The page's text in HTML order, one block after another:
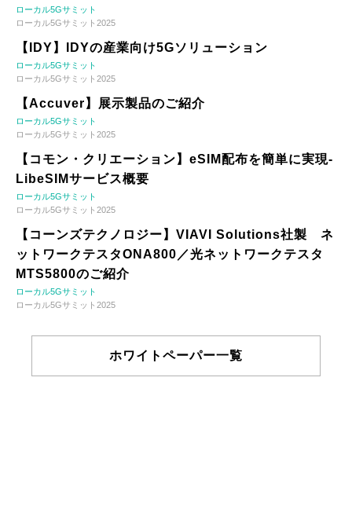
ローカル5Gサミット
ローカル5Gサミット2025
【IDY】IDYの産業向け5Gソリューション
ローカル5Gサミット
ローカル5Gサミット2025
【Accuver】展示製品のご紹介
ローカル5Gサミット
ローカル5Gサミット2025
【コモン・クリエーション】eSIM配布を簡単に実現-
LibeSIMサービス概要
ローカル5Gサミット
ローカル5Gサミット2025
【コーンズテクノロジー】VIAVI Solutions社製 ネ
ットワークテスタONA800／光ネットワークテスタ
MTS5800のご紹介
ローカル5Gサミット
ローカル5Gサミット2025
ホワイトペーパー一覧